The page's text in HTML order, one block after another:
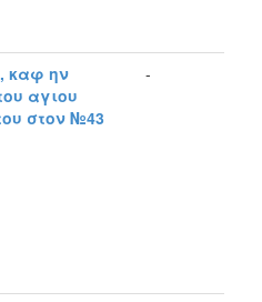
καφ ην
αγιου
στον №43
-